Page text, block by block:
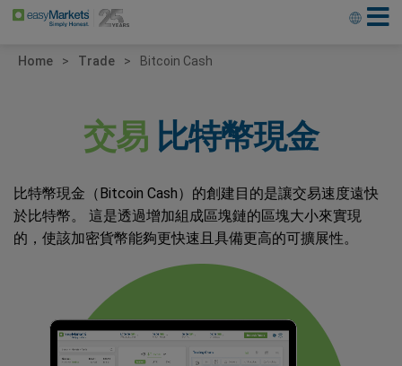
Home Trade Bitcoin Cash
交易 比特幣現金
比特幣現金（Bitcoin Cash）的創建目的是讓交易速度遠快
於比特幣。 這是透過增加組成區塊鏈的區塊大小來實現
的，使該加密貨幣能夠更快速且具備更高的可擴展性。